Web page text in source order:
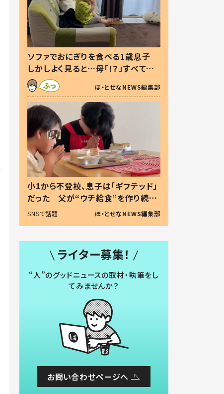
ソファでおにぎりを食べる1歳息子
しかしよく見ると…母「！？」すべてを
察した母の投稿に「可愛いから許
す！」「現行犯〜」
ほ・とせなNEWS編集部
小1から不登校、息子は「ギフテッド」
だった 父が“ウチ給食”を作り続け
る理由とは #令和の親 #令和の子
SNSで話題 ほ・とせなNEWS編集部
ライター募集！
“人”のグッドニュースの取材・執筆をし
てみませんか？
お問い合わせページへ